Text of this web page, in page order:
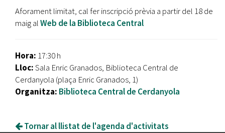
Aforament limitat, cal fer inscripció prèvia a partir del 18 de
maig alWeb de la Biblioteca Central
Hora: 17:30 h
Lloc:Sala Enric Granados, Biblioteca Central de
Cerdanyola (plaça Enric Granados, 1)
Organitza: Biblioteca Central de Cerdanyola
Tornar al llistat de l'agenda d'activitats